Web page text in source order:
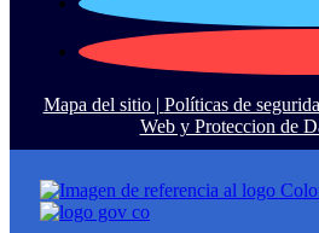
Mapa del sitio | Políticas de
Web y Proteccion de